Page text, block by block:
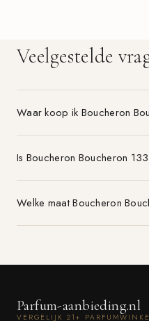
Veelgestelde
Waar koop ik Boucheron
Is Boucheron Boucheron
Welke maat Boucheron
Parfum-aanbieding.nl
VERGELIJK 21+